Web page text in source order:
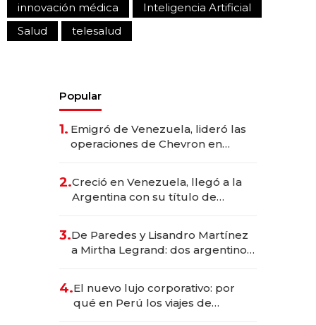
innovación médica
Inteligencia Artificial
Salud
telesalud
Popular
1. Emigró de Venezuela, lideró las
operaciones de Chevron en
2.Creció en Venezuela, llegó a la
Argentina con su título de
las marcas "fast premium"
3.De Paredes y Lisandro Martínez
a Mirtha Legrand: dos argentinos
4.El nuevo lujo corporativo: por
qué en Perú los viajes de